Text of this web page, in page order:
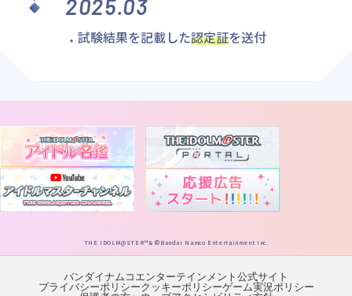
2025.03
試験結果を記載した認定証を送付
THE IDOLM@STER™& ©Bandai Namco Entertainment Inc.
バンダイナムコエンターテインメント公式サイト
プライバシーポリシークッキーポリシーゲーム実況ポリシー